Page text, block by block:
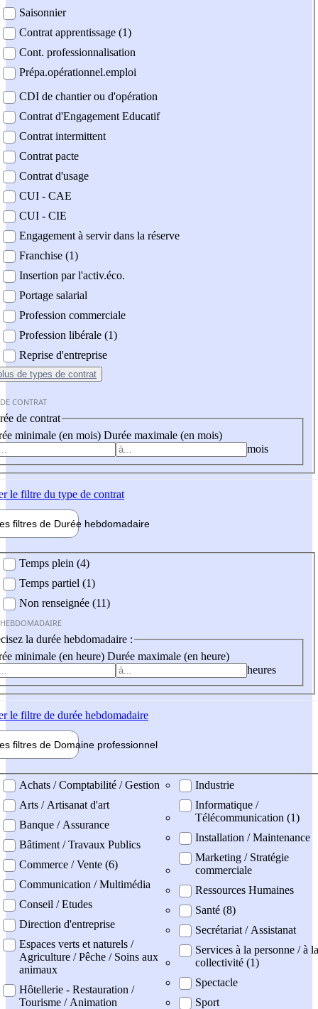
Saisonnier
Contrat apprentissage (1)
Cont. professionnalisation
Prépa.opérationnel.emploi
CDI de chantier ou d'opération
Contrat d'Engagement Educatif
Contrat intermittent
Contrat pacte
Contrat d'usage
CUI - CAE
CUI - CIE
Engagement à servir dans la réserve
Franchise (1)
Insertion par l'activ.éco.
Portage salarial
Profession commerciale
Profession libérale (1)
Reprise d'entreprise
de types de contrat
CONTRAT
de contrat
minimale (en mois) Durée maximale (en mois)
mois
le filtre du type de contrat
filtres de Durée hebdomadaire
Temps plein (4)
Temps partiel (1)
Non renseignée (11)
la durée hebdomadaire :
minimale (en heure) Durée maximale (en heure)
heures
le filtre de durée hebdomadaire
filtres de Domaine professionnel
professionel
Achats / Comptabilité / Gestion
Arts / Artisanat d'art
Banque / Assurance
Bâtiment / Travaux Publics
Commerce / Vente (6)
Communication / Multimédia
Conseil / Etudes
Direction d'entreprise
Espaces verts et naturels /
Agriculture / Pêche / Soins aux
animaux
Hôtellerie - Restauration /
Tourisme / Animation
Industrie
Informatique /
Télécommunication (1)
Installation / Maintenance
Marketing / Stratégie
commerciale
Ressources Humaines
Santé (8)
Secrétariat / Assistanat
Services à la personne / à la
collectivité (1)
Spectacle
Sport